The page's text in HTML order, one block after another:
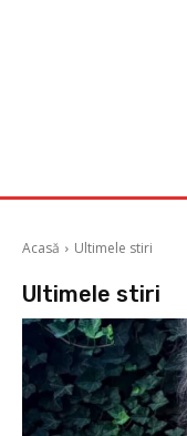
Acasă Ultimele stiri
Ultimele stiri